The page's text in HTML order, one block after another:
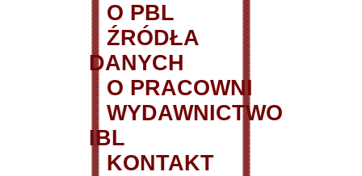
O PBL
ŹRÓDŁA
DANYCH
O PRACOWNI
WYDAWNICTWO
IBL
KONTAKT